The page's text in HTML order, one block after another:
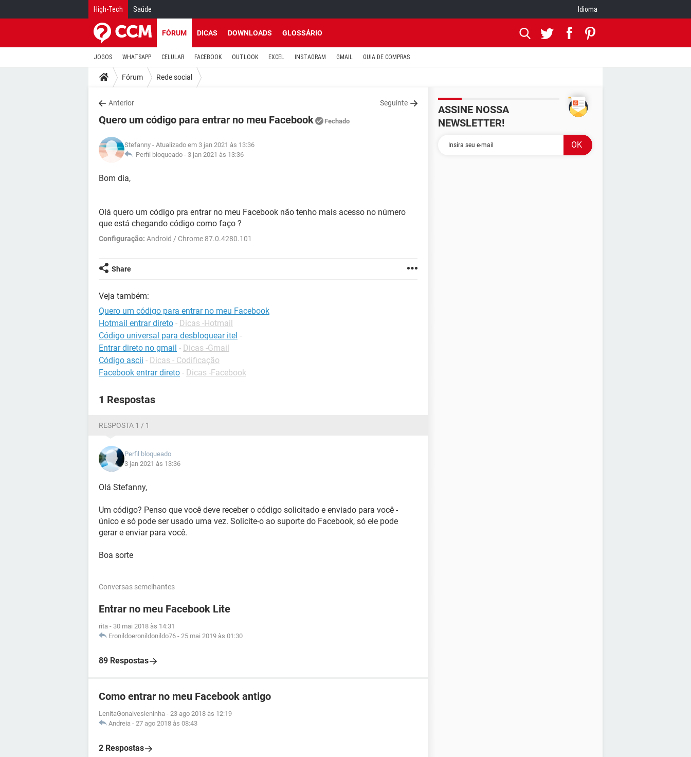
High-Tech Saúde Idioma
FÓRUM DICAS DOWNLOADS GLOSSÁRIO
JOGOS WHATSAPP CELULAR FACEBOOK OUTLOOK EXCEL INSTAGRAM GMAIL GUIA DE COMPRAS
Fórum Rede social
Anterior Seguinte
Quero um código para entrar no meu Facebook Fechado
Stefanny - Atualizado em 3 jan 2021 às 13:36
Perfil bloqueado - 3 jan 2021 às 13:36
Bom dia,
Olá quero um código pra entrar no meu Facebook não tenho mais acesso no número
que está chegando código como faço ?
Configuração: Android / Chrome 87.0.4280.101
Share
Veja também:
Quero um código para entrar no meu Facebook
Hotmail entrar direto - Dicas -Hotmail
Código universal para desbloquear itel -
Entrar direto no gmail - Dicas -Gmail
Código ascii - Dicas - Codificação
Facebook entrar direto - Dicas -Facebook
1 Respostas
RESPOSTA 1 / 1
Perfil bloqueado
3 jan 2021 às 13:36
Olá Stefanny,
Um código? Penso que você deve receber o código solicitado e enviado para você -
único e só pode ser usado uma vez. Solicite-o ao suporte do Facebook, só ele pode
gerar e enviar para você.
Boa sorte
Conversas semelhantes
Entrar no meu Facebook Lite
rita - 30 mai 2018 às 14:31
Eronildoeronildonildo76 - 25 mai 2019 às 01:30
89 Respostas
Como entrar no meu Facebook antigo
LenitaGonalvesleninha - 23 ago 2018 às 12:19
Andreia - 27 ago 2018 às 08:43
2 Respostas
ASSINE NOSSA
NEWSLETTER!